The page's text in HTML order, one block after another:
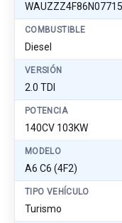
COMBUSTIBLE
Diesel
VERSIÓN
2.0 TDI
POTENCIA
140CV 103KW
MODELO
A6 C6 (4F2)
TIPO VEHÍCULO
Turismo